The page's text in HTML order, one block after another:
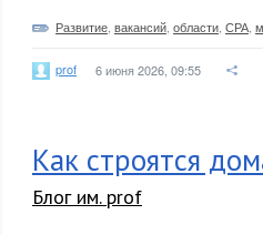
Развитие вакансий области СРА
prof 6 июня 2026, 09:55
Как строятся
Блог им. prof